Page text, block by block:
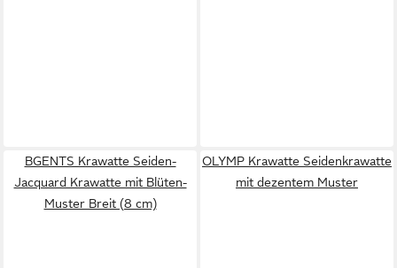
BGENTS Krawatte Seiden-
Jacquard Krawatte mit Blüten-
Muster Breit (8 cm)
OLYMP Krawatte Seidenkrawatte
mit dezentem Muster